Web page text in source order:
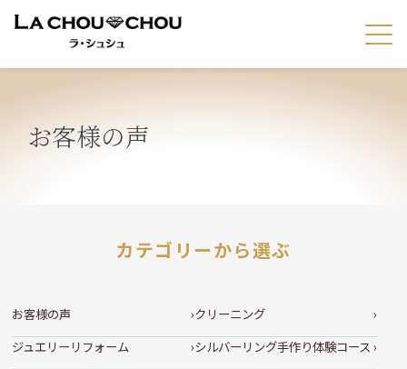
お客様の声
カテゴリーから選ぶ
お客様の声
クリーニング
ジュエリーリフォーム
シルバーリング手作り体験コース